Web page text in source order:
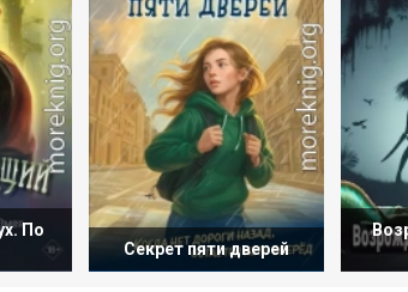
По
Секрет пяти дверей